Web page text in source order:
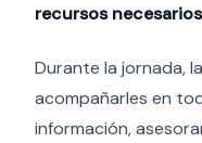
recursos necesarios
Durante la jornada,
acompañarles en
información,